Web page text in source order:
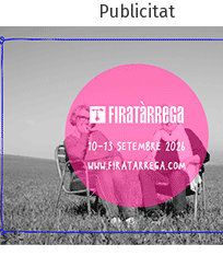
Publicitat